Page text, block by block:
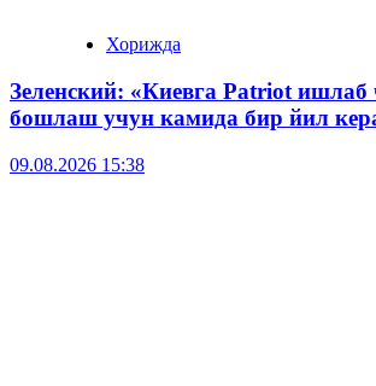
Хорижда
Зеленский: «Киевга Patriot
бошлаш учун камида бир йил
09.08.2026 15:38